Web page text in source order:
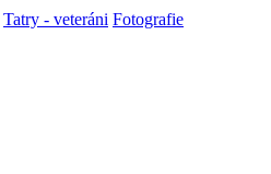
Tatry - veteráni Fotografie